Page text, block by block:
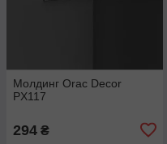
Молдинг Orac Decor
PX117
294 ₴